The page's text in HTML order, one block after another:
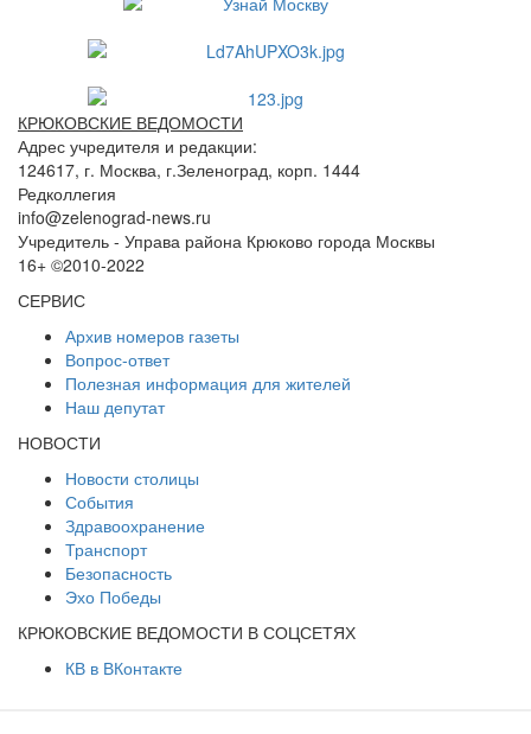
КРЮКОВСКИЕ ВЕДОМОСТИ
Адрес учредителя и редакции:
124617, г. Москва, г.Зеленоград, корп. 1444
Редколлегия
info@zelenograd-news.ru
Учредитель - Управа района Крюково города Москвы
16+ ©2010-2022
СЕРВИС
Архив номеров газеты
Вопрос-ответ
Полезная информация для жителей
Наш депутат
НОВОСТИ
Новости столицы
События
Здравоохранение
Транспорт
Безопасность
Эхо Победы
КРЮКОВСКИЕ ВЕДОМОСТИ В СОЦСЕТЯХ
КВ в ВКонтакте